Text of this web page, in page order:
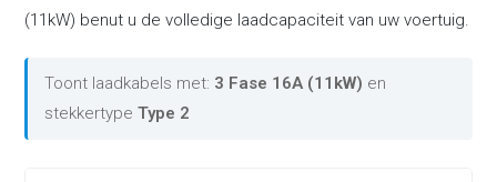
(11kW) benut u de volledige laadcapaciteit van uw voertuig.
Toont laadkabels met: 3 Fase 16A (11kW) en
stekkertypeType 2